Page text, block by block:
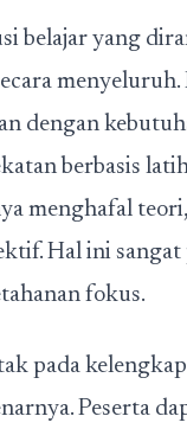
belajar yang
dengan
berbasis
menghafal
Hal ini
fokus.
pada
Peserta